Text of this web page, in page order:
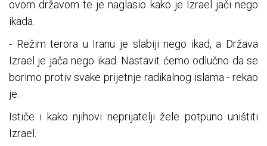
ovom državom te je naglasio kako je Izrael jači nego
ikada.
- Režim terora u Iranu je slabiji nego ikad, a Država
Izrael je jača nego ikad. Nastavit ćemo odlučno da se
borimo protiv svake prijetnje radikalnog islama - rekao
je.
Ističe i kako njihovi neprijatelji žele potpuno uništiti
Izrael.